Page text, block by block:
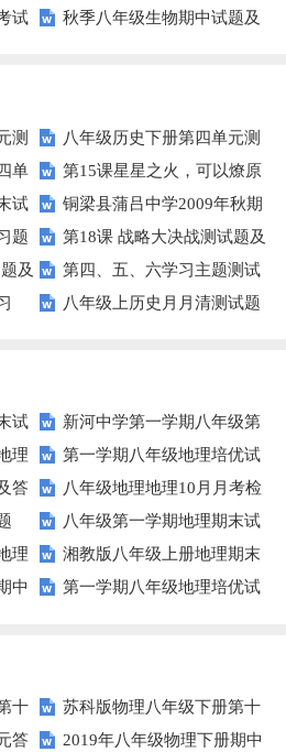
试题
试
秋季八年级生物期中试题及
测
八年级历史下册第四单元测
试题及答案
单
第15课星星之火，可以燎原
同步练习3（北师大版八上）
试
铜梁县蒲吕中学2009年秋期
半期考试八年级历史试题
题
第18课 战略大决战测试题及
答案
及
第四、五、六学习主题测试
题（川教版八上）
八年级上历史月月清测试题
试
新河中学第一学期八年级第
三次月考地理试卷
理
第一学期八年级地理培优试
卷(四)河流
答
八年级地理地理10月月考检
测题八年级第一学期地理期末试
题及答案
理
湘教版八年级上册地理期末
考试试卷
中
第一学期八年级地理培优试
十
(B)
苏科版物理八年级下册第十
单元 压强与浮力 综合测试卷(A)
答
2019年八年级物理下册期中